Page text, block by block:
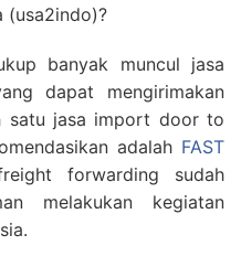
(usa2indo)?
banyak muncul jasa
dapat mengirimakan
satu jasa import door to
adalah FAST
forwarding sudah
melakukan kegiatan